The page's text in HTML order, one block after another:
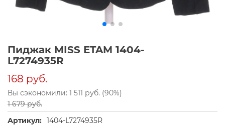
Пиджак MISS ETAM 1404-
L7274935R
168 руб.
Вы сэкономили: 1 511 руб. (90%)
1 679 руб.
Артикул: 1404-L7274935R